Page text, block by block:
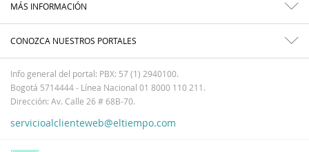
MÁS INFORMACIÓN
CONOZCA NUESTROS PORTALES
Info general del portal: PBX: 57 (1) 2940100.
Bogotá 5714444 - Línea Nacional 01 8000 110 211.
Dirección: Av. Calle 26 # 68B-70.
servicioalclienteweb@eltiempo.com